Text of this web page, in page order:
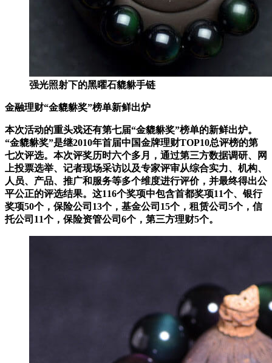
强光照射下的黑曜石貔貅手链
金融理财“金貔貅奖”榜单新鲜出炉
本次活动的重头戏还有第七届“金貔貅奖”榜单的新鲜出炉。
“金貔貅奖”是继2010年首届中国金牌理财TOP10总评榜的第
七次评选。本次评奖历时六个多月，通过第三方数据调研、网
上投票选举、记者现场采访以及专家评审从综合实力、机构、
人员、产品、推广和服务等多个维度进行评价，并最终得出公
平公正的评选结果。这116个奖项中包含首都奖项11个、银行
奖项50个，保险公司13个，基金公司15个，租赁公司5个，信
托公司11个，保险资管公司6个，第三方理财5个。